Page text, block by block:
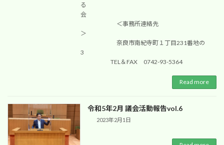
る
会
＜事務所連絡先
＞
奈良市南紀寺町１丁目231番地の
3
TEL＆FAX 0742-93-5364
Read more
令和5年2月 議会活動報告vol.6
2023年2月1日